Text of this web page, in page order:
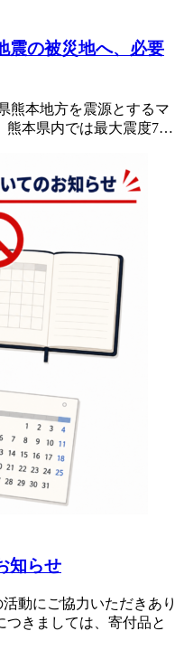
震の被災地へ、必要
熊本地方を震源とするマ
熊本県内では最大震度7…
知らせ
動にご協力いただきあり
つきましては、寄付品と